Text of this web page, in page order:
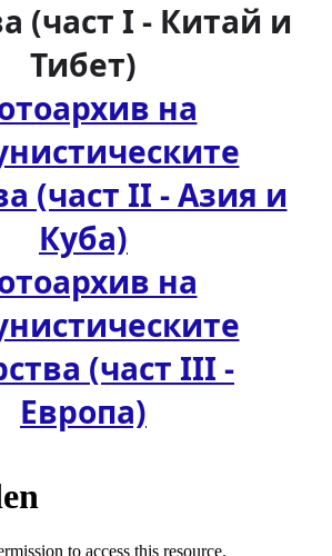
(част І - Китай и
Тибет)
на
(част ІІ - Азия и
Куба)
на
(част ІІІ -
Европа)